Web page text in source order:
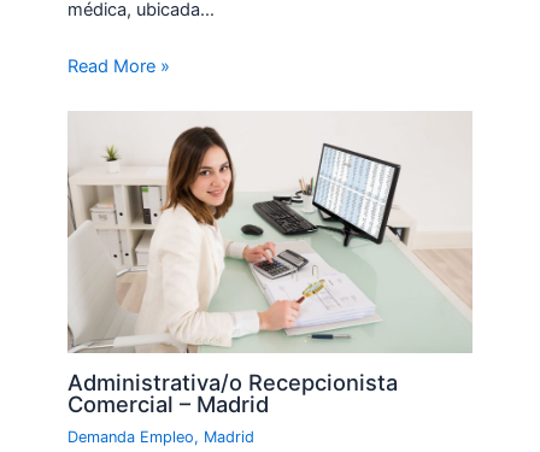
médica, ubicada…
Read More »
Administrativa/o Recepcionista
Comercial – Madrid
Demanda Empleo, Madrid